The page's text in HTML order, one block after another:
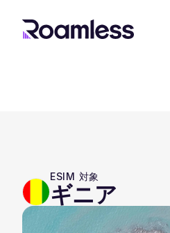
ESIM 対象
ギニア